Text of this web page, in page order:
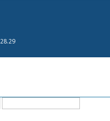
28.29